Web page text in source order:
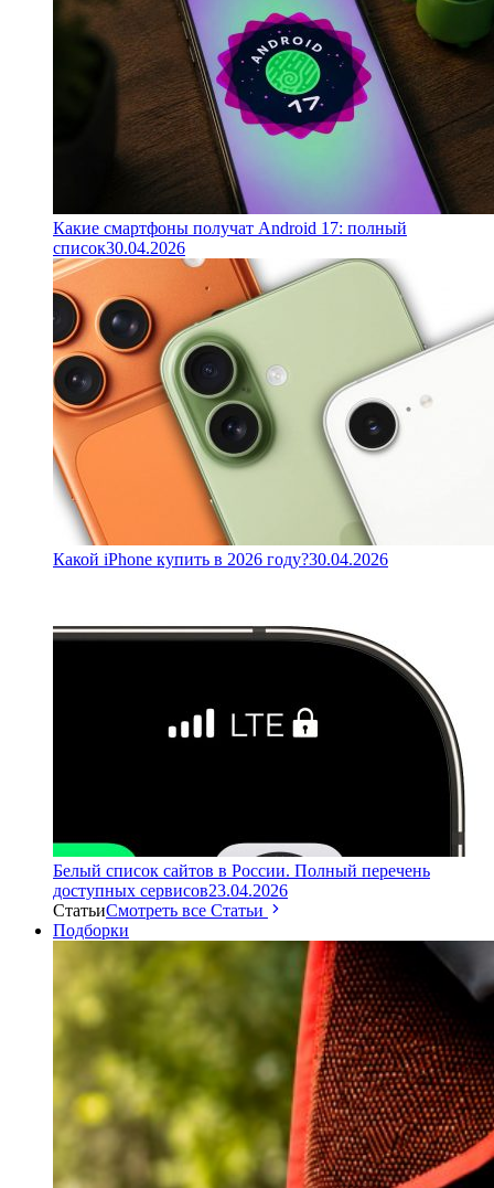
Какие смартфоны получат Android 17: полный
список30.04.2026
Какой iPhone купить в 2026 году?30.04.2026
Белый список сайтов в России. Полный перечень
доступных сервисов23.04.2026
СтатьиСмотреть все Статьи
Подборки